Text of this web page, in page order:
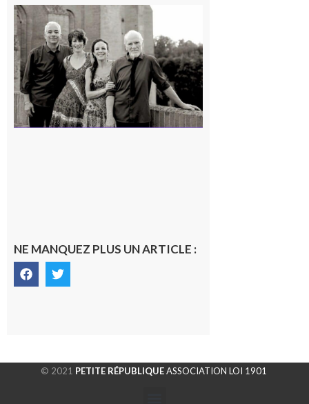
NE MANQUEZ PLUS UN ARTICLE :
© 2021 PETITE RÉPUBLIQUEASSOCIATION LOI 1901